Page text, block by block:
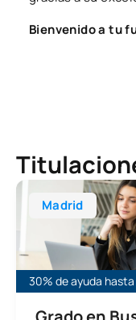
Bienvenido a tu
Madrid
30% de ayuda
Grado en Business